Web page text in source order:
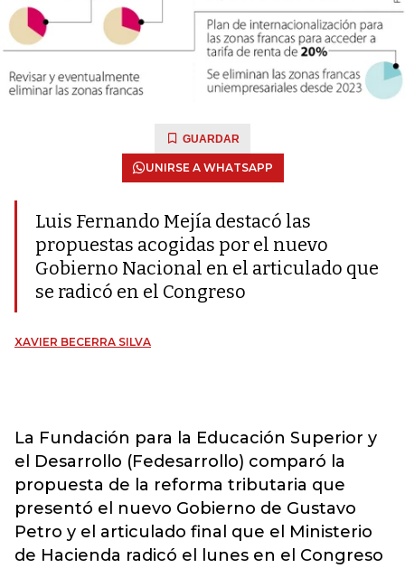
GUARDAR
UNIRSE A WHATSAPP
Luis Fernando Mejía destacó las
propuestas acogidas por el nuevo
Gobierno Nacional en el articulado que
se radicó en el Congreso
XAVIER BECERRA SILVA
La Fundación para la Educación Superior y
el Desarrollo (Fedesarrollo) comparó la
propuesta de la reforma tributaria que
presentó el nuevo Gobierno de Gustavo
Petro y el articulado final que el Ministerio
de Hacienda radicó el lunes en el Congreso